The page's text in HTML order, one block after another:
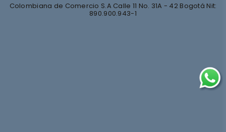
Colombiana de Comercio S.A Calle 11 No. 31A - 42 Bogotá Nit:
890.900.943-1